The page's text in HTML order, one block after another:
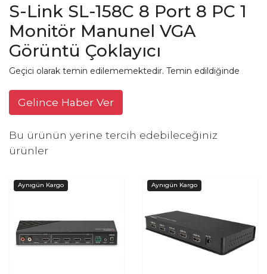
S-Link SL-158C 8 Port 8 PC 1
Monitör Manunel VGA
Görüntü Çoklayıcı
Geçici olarak temin edilememektedir. Temin edildiğinde
Gelince Haber Ver
Bu ürünün yerine tercih edebileceğiniz
ürünler